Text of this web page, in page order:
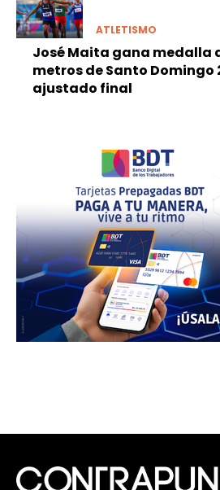
ATLETISMO
José Maita gana medalla
metros de Santo Domingo
ajustado final